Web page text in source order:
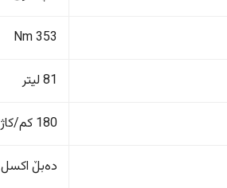
353 Nm
81 لیتر
180 کم/کاژێر
دەبڵ اکسل AWD